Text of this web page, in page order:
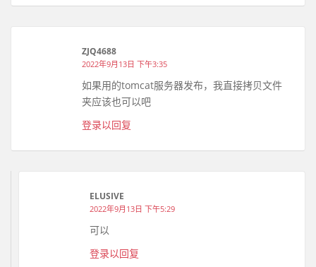
ZJQ4688
2022年9月13日 下午3:35
如果用的tomcat服务器发布，我直接拷贝文件
夹应该也可以吧
登录以回复
ELUSIVE
2022年9月13日 下午5:29
可以
登录以回复